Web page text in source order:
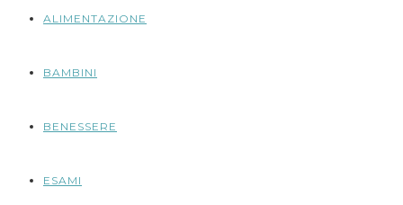
ALIMENTAZIONE
BAMBINI
BENESSERE
ESAMI